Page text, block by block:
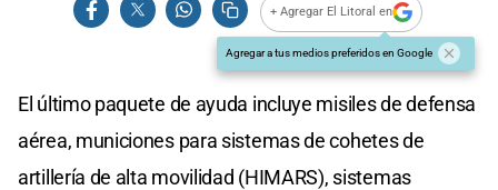
+ Agregar El Litoral en
Agregar a tus medios preferidos en Google
El último paquete de ayuda incluye misiles de defensa
aérea, municiones para sistemas de cohetes de
artillería de alta movilidad (HIMARS), sistemas